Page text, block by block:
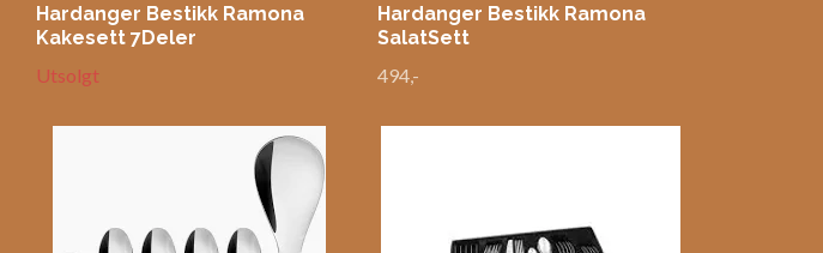
Hardanger Bestikk Ramona
Kakesett 7Deler
Utsolgt
Hardanger Bestikk Ramona
SalatSett
494,-